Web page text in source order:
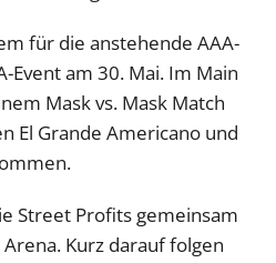
für die anstehende AAA-
Event am 30. Mai. Im Main
Mask vs. Mask Match
El Grande Americano und
Street Profits gemeinsam
Kurz darauf folgen